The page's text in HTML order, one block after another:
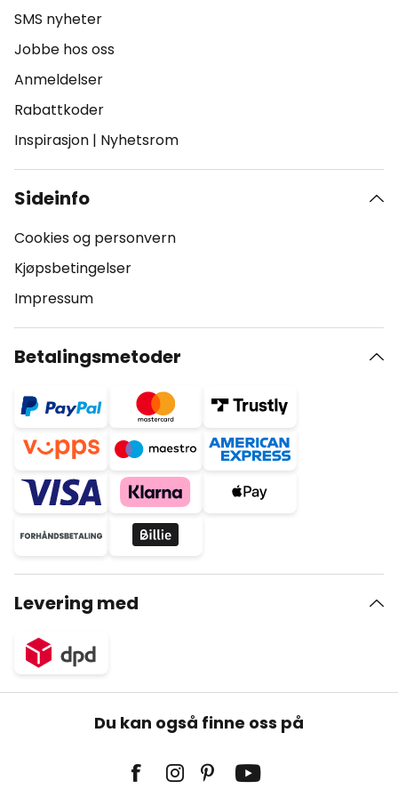
SMS nyheter
Jobbe hos oss
Anmeldelser
Rabattkoder
Inspirasjon | Nyhetsrom
Sideinfo
Cookies og personvern
Kjøpsbetingelser
Impressum
Betalingsmetoder
Levering med
Du kan også finne oss på